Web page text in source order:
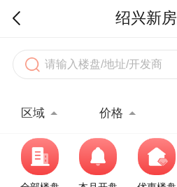
绍兴新房
区域 价格